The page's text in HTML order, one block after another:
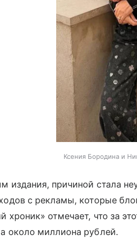
Ксения Бородина и
издания, причиной стала
с рекламы, которые
хроник» отмечает, что за
около миллиона рублей.